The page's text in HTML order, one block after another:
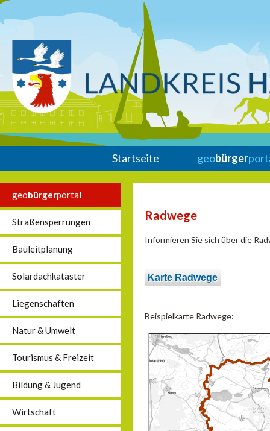
Startseite geobürger
geobürgerportal
Straßensperrungen
Bauleitplanung
Solardachkataster
Liegenschaften
Natur & Umwelt
Tourismus & Freizeit
Bildung & Jugend
Wirtschaft
Radwege
Informieren Sie sich über die
Karte Radwege
Beispielkarte Radwege: